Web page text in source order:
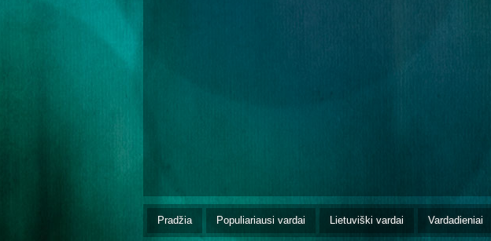
Pradžia Populiariausi vardai Lietuviški vardai Vardadieniai